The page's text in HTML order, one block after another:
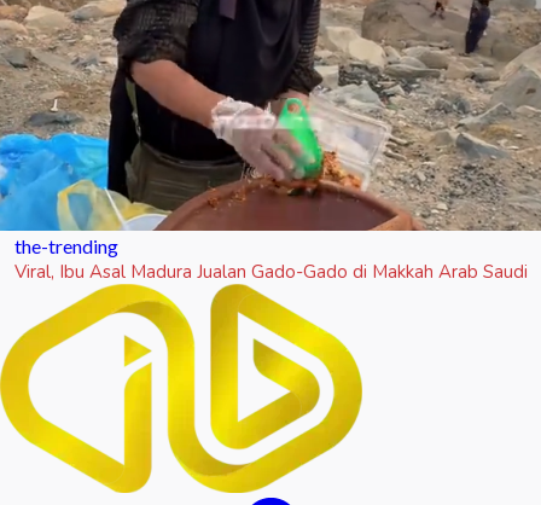
the-trending
Viral, Ibu Asal Madura Jualan Gado-Gado di Makkah Arab Saudi